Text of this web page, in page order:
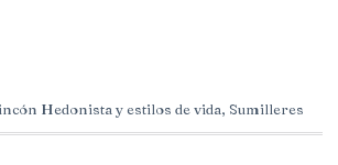
Hedonista y estilos de vida, Sumilleres